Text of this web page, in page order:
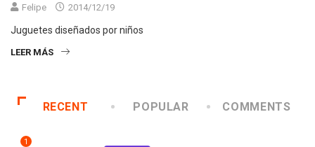
Felipe 2014/12/19
Juguetes diseñados por niños
LEER MÁS
RECENT POPULAR COMMENTS
1